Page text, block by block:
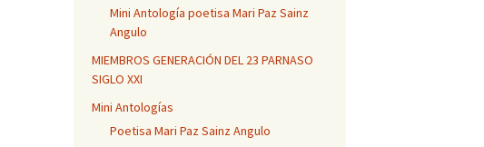
Mini Antología poetisa Mari Paz Sainz
Angulo
MIEMBROS GENERACIÓN DEL 23 PARNASO
SIGLO XXI
Mini Antologías
Poetisa Mari Paz Sainz Angulo